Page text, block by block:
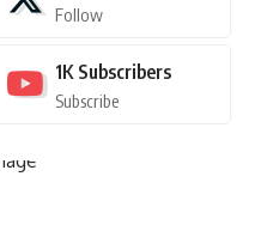
Follow
1K Subscribers
Subscribe